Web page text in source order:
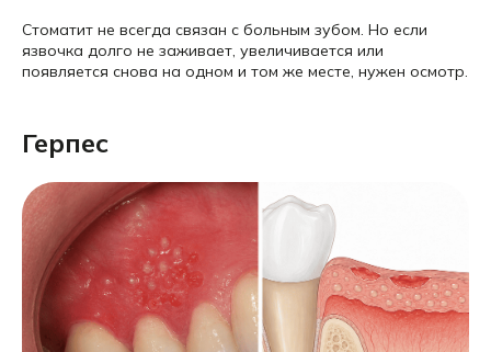
Стоматит не всегда связан с больным зубом. Но если
язвочка долго не заживает, увеличивается или
появляется снова на одном и том же месте, нужен осмотр.
Герпес